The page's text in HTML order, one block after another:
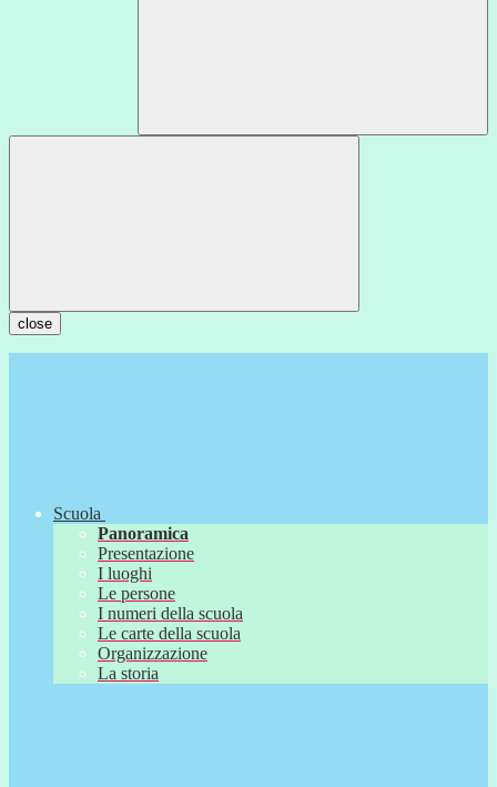
close
Scuola
Panoramica
Presentazione
I luoghi
Le persone
I numeri della scuola
Le carte della scuola
Organizzazione
La storia